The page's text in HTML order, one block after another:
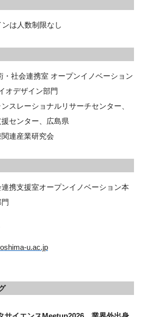
は人数制限なし
・社会連携室 オープンイノベーション
オデザイン部門
スレーショナルリサーチセンター、
センター、広島県
連産業研究会
携支援室オープンイノベーション本
u.ac.jp